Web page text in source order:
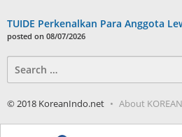
TUIDE Perkenalkan Para Anggota
posted on 08/07/2026
for:
© 2018 KoreanIndo.net About